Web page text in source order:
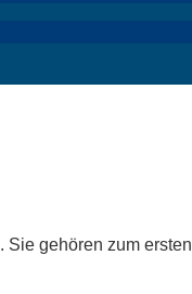
Sie gehören zum ersten